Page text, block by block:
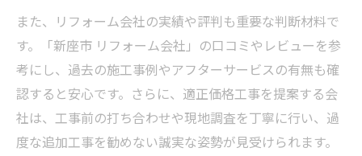
新座市の住まいで適正価格工事を選ぶ際の
注意点
適正価格工事がもたらす安心の住まい作り
リフォーム補助金と適正価格工事の連携方
法
また、リフォーム会社の実績や評判も重要な判断材料で
す。「新座市 リフォーム会社」の口コミやレビューを参
考にし、過去の施工事例やアフターサービスの有無も確
認すると安心です。さらに、適正価格工事を提案する会
社は、工事前の打ち合わせや現地調査を丁寧に行い、過
度な追加工事を勧めない誠実な姿勢が見受けられます。